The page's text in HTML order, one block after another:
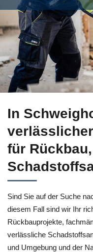
In
für
Sind Sie auf der Suche
diesem Fall sind wir Ihr
Rückbauprojekte,
verlässliche
und Umgebung und der